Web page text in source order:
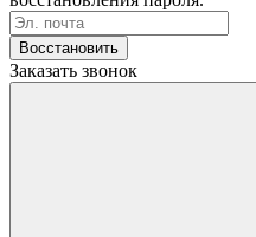
Восстановить
Заказать звонок